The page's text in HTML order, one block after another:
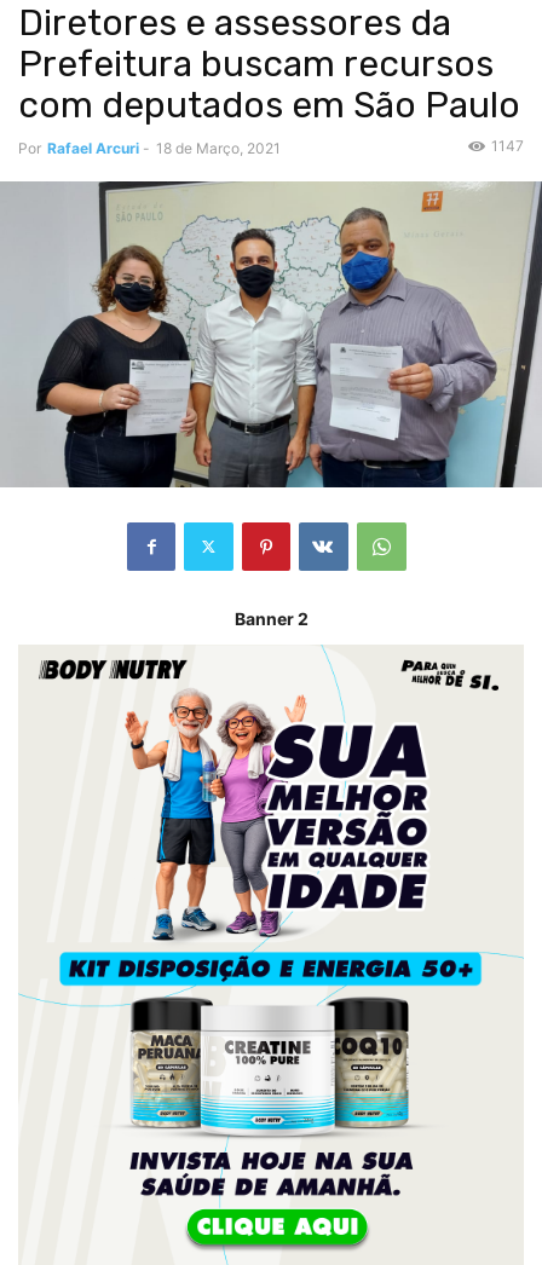
Diretores e assessores da
Prefeitura buscam recursos
com deputados em São Paulo
Por Rafael Arcuri - 18 de Março, 2021 1147
Banner 2